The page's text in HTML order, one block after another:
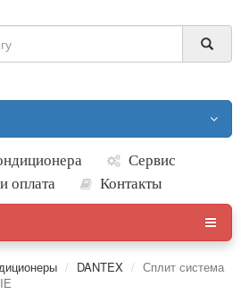
Сервис
оплата
Контакты
DANTEX
Сплит система